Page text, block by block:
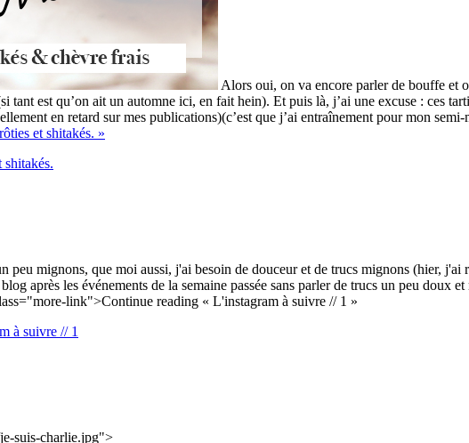
Alors oui, on va encore parler de bouffe et
tant est qu’on ait un automne ici, en fait hein). Et puis là, j’ai une excuse : ces
en retard sur mes publications)(c’est que j’ai entraînement pour mon
et shitakés. »
mignons, que moi aussi, j'ai besoin de douceur et de trucs mignons (hier, j'ai
après les événements de la semaine passée sans parler de trucs un peu doux
link">Continue reading « L'instagram à suivre // 1 »
à suivre // 1
suis-charlie.jpg">